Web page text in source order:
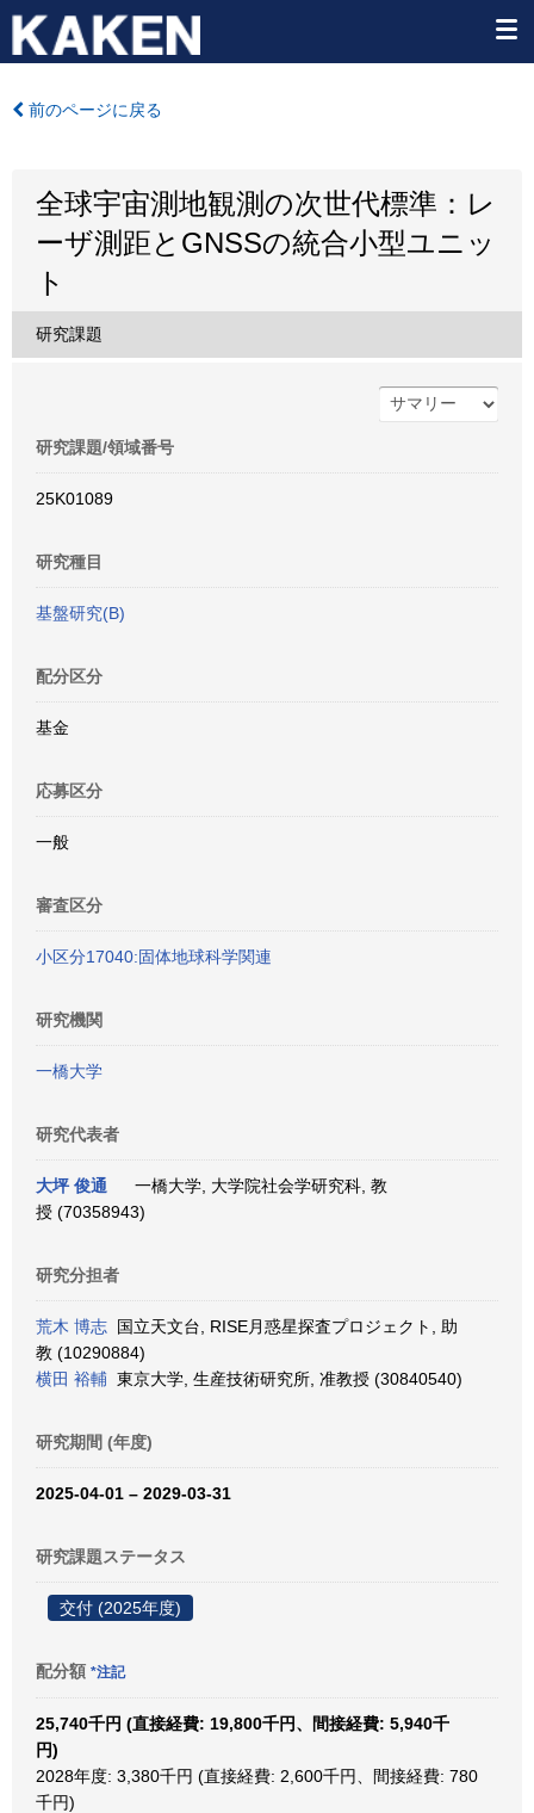
前のページに戻る
全球宇宙測地観測の次世代標準：レ
ーザ測距とGNSSの統合小型ユニッ
ト
研究課題
研究課題/領域番号
25K01089
研究種目
基盤研究(B)
配分区分
基金
応募区分
一般
審査区分
小区分17040:固体地球科学関連
研究機関
一橋大学
研究代表者
大坪 俊通
一橋大学, 大学院社会学研究科, 教
授 (70358943)
研究分担者
荒木 博志 国立天文台, RISE月惑星探査プロジェクト, 助
教 (10290884)
横田 裕輔 東京大学, 生産技術研究所, 准教授 (30840540)
研究期間 (年度)
2025-04-01 – 2029-03-31
研究課題ステータス
交付 (2025年度)
配分額 *注記
25,740千円 (直接経費: 19,800千円、間接経費: 5,940千
円)
2028年度: 3,380千円 (直接経費: 2,600千円、間接経費: 780
千円)